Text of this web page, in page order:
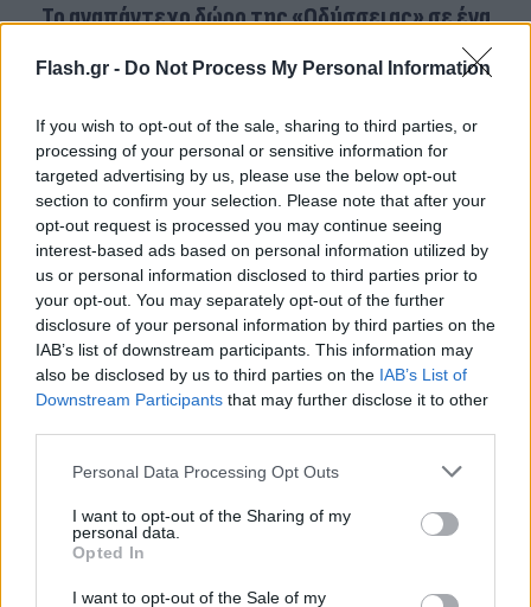
Flash.gr - Do Not Process My Personal Information
If you wish to opt-out of the sale, sharing to third parties, or
processing of your personal or sensitive information for
targeted advertising by us, please use the below opt-out
section to confirm your selection. Please note that after your
opt-out request is processed you may continue seeing
interest-based ads based on personal information utilized by
us or personal information disclosed to third parties prior to
your opt-out. You may separately opt-out of the further
disclosure of your personal information by third parties on the
IAB’s list of downstream participants. This information may
also be disclosed by us to third parties on the IAB’s List of
Downstream Participants that may further disclose it to other
Please note that this website/app uses one or more Google
not limited to your visit or usage behaviour. You may click to
grant or deny consent to Google and its third-party tags to
use your data for below specified purposes in below Google
consent section.
Personal Data Processing Opt Outs
I want to opt-out of the Sharing of my
personal data.
Opted In
I want to opt-out of the Sale of my
To αναπάντεχο δώρο της «Οδύσσειας» σε ένα